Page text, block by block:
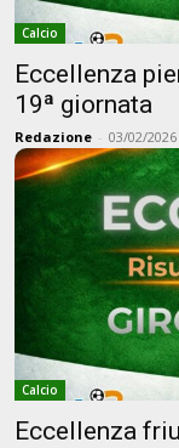
Calcio
Eccellenza
19ª giornata
Redazione - 03/02/2026
Calcio
Eccellenza